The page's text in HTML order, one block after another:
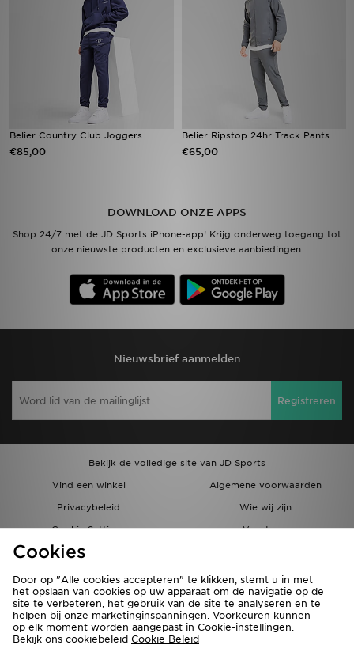
Belier Country Club Joggers
€85,00
Belier Ripstop 24hr Track Pants
€65,00
DOWNLOAD ONZE APPS
Shop 24/7 met de JD Sports iPhone-app! Krijg onderweg toegang tot
onze nieuwste producten en exclusieve aanbiedingen.
Nieuwsbrief aanmelden
Registreren
Bekijk de volledige site van JD Sports
Vind een winkel
Algemene voorwaarden
Privacybeleid
Wie wij zijn
Cookie Settings
Vacatures
Bestellingen en Levering
Bestelling traceren
Klantenservice
Download de app
Wie wij zijn
Cookies
Door op "Alle cookies accepteren" te klikken, stemt u in met
het opslaan van cookies op uw apparaat om de navigatie op de
site te verbeteren, het gebruik van de site te analyseren en te
helpen bij onze marketinginspanningen. Voorkeuren kunnen
op elk moment worden aangepast in Cookie-instellingen.
Bekijk ons cookiebeleid Cookie Beleid